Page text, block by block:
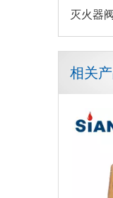
灭火器阀
相关
便携式铜